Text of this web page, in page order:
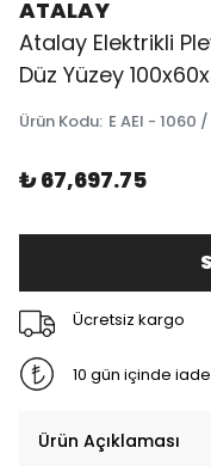
ATALAY
Atalay Elektrikli
Düz Yüzey
Ürün Kodu: E AEI - 1060
₺ 67,697.75
Ücretsiz kargo
10 gün içinde
Ürün Açıklaması